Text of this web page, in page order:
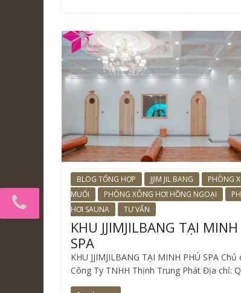
BLOG TỔNG HỢP JJIM JIL BANG
PHÒNG
MUỐI
PHÒNG XÔNG HƠI HỒNG NGOẠI
HƠI SAUNA
TƯ VẤN
KHU JJIMJILBANG TẠI
SPA
KHU JJIMJILBANG TẠI MINH PHÚ SPA
Công Ty TNHH Thịnh Trung Phát Địa chỉ: